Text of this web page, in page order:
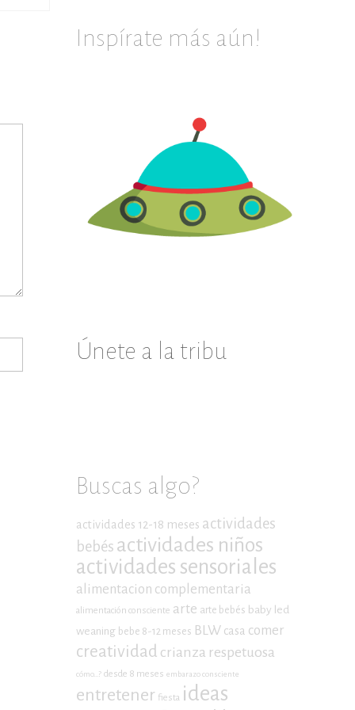
Inspírate más aún!
Únete a la tribu
Buscas algo?
actividades 12-18 meses actividades
bebés actividades niños
actividades sensoriales
alimentacion complementaria
alimentación consciente arte arte bebés baby led
weaning bebe 8-12 meses BLW casa comer
creatividad crianza respetuosa
cómo...? desde 8 meses embarazo consciente
entretener fiesta ideas